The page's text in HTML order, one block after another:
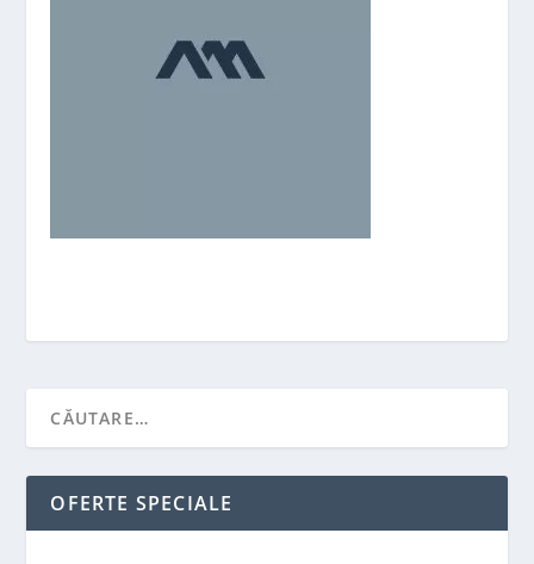
OFERTE SPECIALE